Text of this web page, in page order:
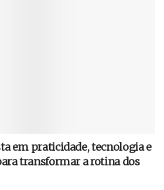
em praticidade, tecnologia e
transformar a rotina dos